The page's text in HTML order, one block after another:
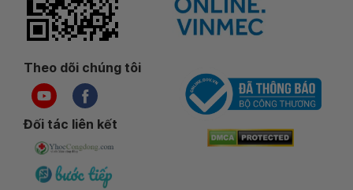
Theo dõi chúng tôi
Đối tác liên kết